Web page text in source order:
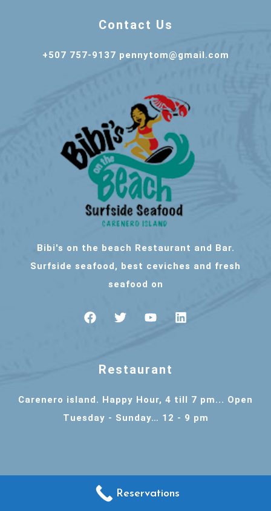
Contact Us
+507 757-9137 pennytom@gmail.com
Bibi's on the beach Restaurant and Bar.
Surfside seafood, best ceviches and fresh
seafood on
Restaurant
Carenero island. Happy Hour, 4 till 7 pm... Open
Tuesday - Sunday… 12 - 9 pm
Bibis on the Beach 2024
Reservations